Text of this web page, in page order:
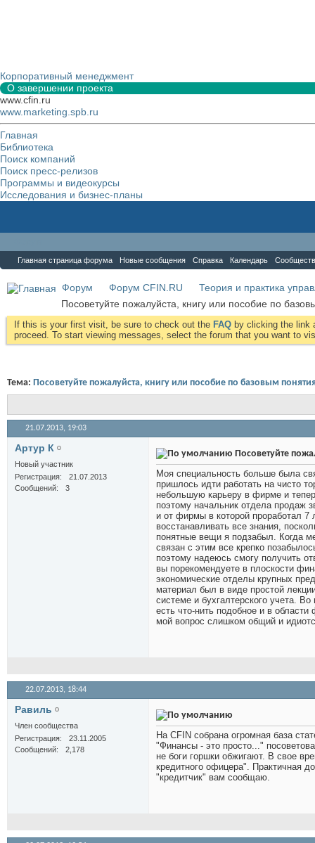
Корпоративный менеджмент
О завершении проекта
www.cfin.ru
www.marketing.spb.ru
Главная
Библиотека
Поиск компаний
Поиск пресс-релизов
Программы и видеокурсы
Исследования и бизнес-планы
Главная страница форума Новые сообщения Справка Календарь
Форум Форум CFIN.RU
Теория и практика
Посоветуйте пожалуйста, книгу или пособие по
If this is your first visit, be sure to check out the FAQ by clicking the link
proceed. To start viewing messages, select the forum that you want to
Тема: Посоветуйте пожалуйста, книгу или пособие по базовым
21.07.2013, 19:03
Артур К
Новый участник
Регистрация
21.07.2013
Сообщений
3
Посоветуйте
Моя специальность больше была
пришлось идти работать на чисто
небольшую карьеру в фирме и
поэтому начальник отдела продаж
и от фирмы в которой проработал
восстанавливать все знания,
понятные вещи я подзабыл. Когда
связан с этим все крепко
поэтому надеюсь смогу получить
вы порекомендуете в плоскости
экономические отделы крупных
материал был в виде простой
системе и бухгалтерского учета.
есть что-нить подобное и в
мой вопрос слишком общий и
22.07.2013, 18:44
Равиль
Член сообщества
Регистрация
23.11.2005
Сообщений
2,178
На CFIN собрана огромная база
"Финансы - это просто..."
не боги горшки обжигают. В свое
кредитного офицера". Практичная
"кредитчик" вам сообщаю.